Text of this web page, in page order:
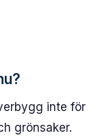
inte för
grönsaker.